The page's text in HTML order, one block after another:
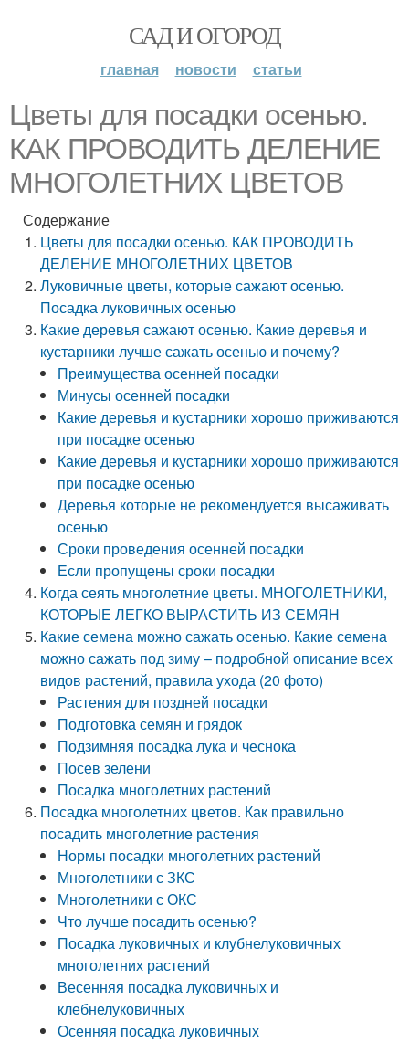
САД И ОГОРОД
главная новости статьи
Цветы для посадки осенью.
КАК ПРОВОДИТЬ ДЕЛЕНИЕ
МНОГОЛЕТНИХ ЦВЕТОВ
Содержание
Цветы для посадки осенью. КАК ПРОВОДИТЬ
ДЕЛЕНИЕ МНОГОЛЕТНИХ ЦВЕТОВ
Луковичные цветы, которые сажают осенью.
Посадка луковичных осенью
Какие деревья сажают осенью. Какие деревья и
кустарники лучше сажать осенью и почему?
Преимущества осенней посадки
Минусы осенней посадки
Какие деревья и кустарники хорошо приживаются
при посадке осенью
Какие деревья и кустарники хорошо приживаются
при посадке осенью
Деревья которые не рекомендуется высаживать
осенью
Сроки проведения осенней посадки
Если пропущены сроки посадки
Когда сеять многолетние цветы. МНОГОЛЕТНИКИ,
КОТОРЫЕ ЛЕГКО ВЫРАСТИТЬ ИЗ СЕМЯН
Какие семена можно сажать осенью. Какие семена
можно сажать под зиму – подробной описание всех
видов растений, правила ухода (20 фото)
Растения для поздней посадки
Подготовка семян и грядок
Подзимняя посадка лука и чеснока
Посев зелени
Посадка многолетних растений
Посадка многолетних цветов. Как правильно
посадить многолетние растения
Нормы посадки многолетних растений
Многолетники с ЗКС
Многолетники с ОКС
Что лучше посадить осенью?
Посадка луковичных и клубнелуковичных
многолетних растений
Весенняя посадка луковичных и
клебнелуковичных
Осенняя посадка луковичных